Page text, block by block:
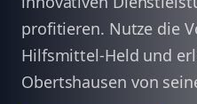
profitieren. Nutze die
Hilfsmittel-Held und
Obertshausen von